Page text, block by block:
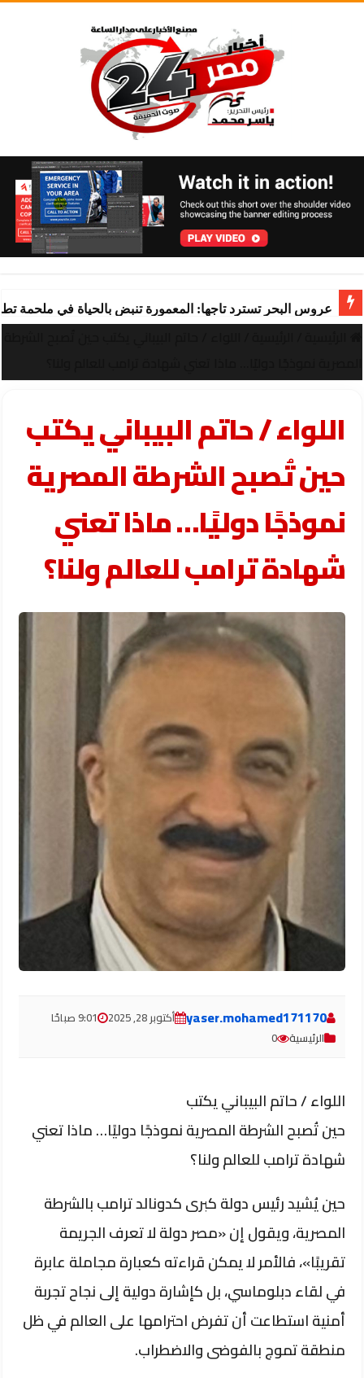
عروس البحر تسترد تاجها: المعمورة تنبض بالحياة في ملحمة
اللواء / حاتم البيباني يكتب
حين تُصبح الشرطة المصرية
نموذجًا دوليًا… ماذا تعني
شهادة ترامب للعالم ولنا؟
yaser.mohamed171170 أكتوبر 28, 2025
9:01 صباحًا
الرئيسية
0
اللواء / حاتم البيباني يكتب
حين تُصبح الشرطة المصرية نموذجًا دوليًا… ماذا تعني
شهادة ترامب للعالم ولنا؟
حين يُشيد رئيس دولة كبرى كدونالد ترامب بالشرطة
المصرية، ويقول إن «مصر دولة لا تعرف الجريمة
تقريبًا»، فالأمر لا يمكن قراءته كعبارة مجاملة عابرة
في لقاء دبلوماسي، بل كإشارة دولية إلى نجاح تجربة
أمنية استطاعت أن تفرض احترامها على العالم في ظل
منطقة تموج بالفوضى والاضطراب.